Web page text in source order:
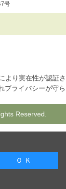
号
より実在性が認証さ
プライバシーが守ら
Reserved.
Ｏ Ｋ